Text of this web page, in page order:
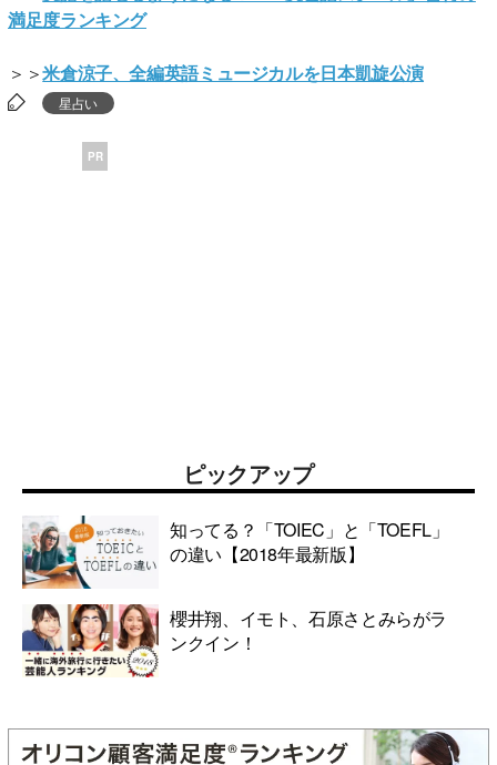
満足度ランキング
＞＞米倉涼子、全編英語ミュージカルを日本凱旋公演
星占い
PR
ピックアップ
知ってる？「TOIEC」と「TOEFL」
の違い【2018年最新版】
櫻井翔、イモト、石原さとみらがラ
ンクイン！